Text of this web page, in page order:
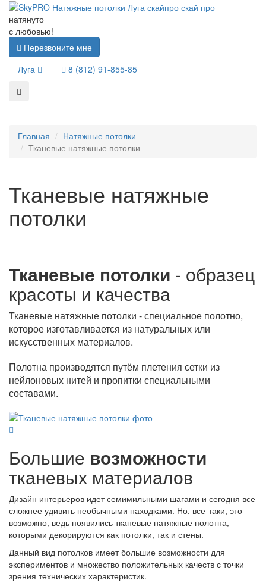
натянуто
с любовью!
Перезвоните мне
Луга
8 (812) 91-855-85
Главная
Натяжные потолки
Тканевые натяжные потолки
Тканевые натяжные
потолки
Тканевые потолки - образец
красоты и качества
Тканевые натяжные потолки - специальное полотно,
которое изготавливается из натуральных или
искусственных материалов.
Полотна производятся путём плетения сетки из
нейлоновых нитей и пропитки специальными
составами.
Большие возможности
тканевых материалов
Дизайн интерьеров идет семимильными шагами и сегодня все
сложнее удивить необычными находками. Но, все-таки, это
возможно, ведь появились тканевые натяжные полотна,
которыми декорируются как потолки, так и стены.
Данный вид потолков имеет большие возможности для
экспериментов и множество положительных качеств с точки
зрения технических характеристик.